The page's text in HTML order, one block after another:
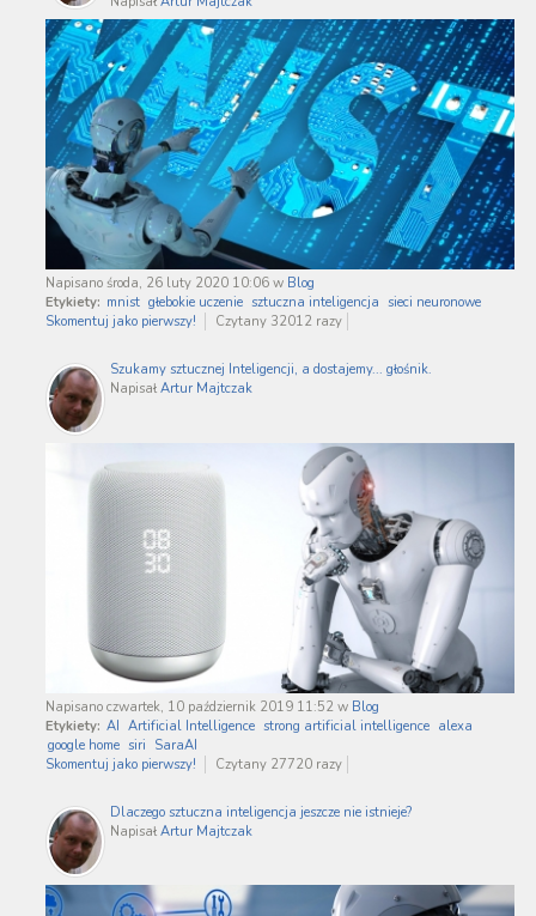
Napisano środa, 26 luty 2020 10:06 w Blog
Etykiety: mnist głebokie uczenie sztuczna inteligencja sieci neuronowe
Skomentuj jako pierwszy!
Czytany 32012 razy
Szukamy sztucznej Inteligencji, a dostajemy... głośnik.
Napisał Artur Majtczak
Napisano czwartek, 10 październik 2019 11:52 w Blog
Etykiety: AI Artificial Intelligence strong artificial intelligence alexa
google home siri SaraAI
Skomentuj jako pierwszy!
Czytany 27720 razy
Dlaczego sztuczna inteligencja jeszcze nie istnieje?
Napisał Artur Majtczak